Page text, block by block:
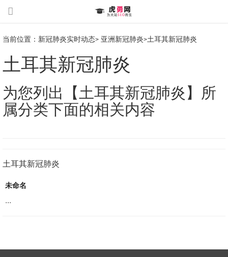
当前位置： 新冠肺炎实时动态> 亚洲新冠肺炎>土耳其新冠肺炎
土耳其新冠肺炎
为您列出【土耳其新冠肺炎】所
属分类下面的相关内容
土耳其新冠肺炎
未命名
...